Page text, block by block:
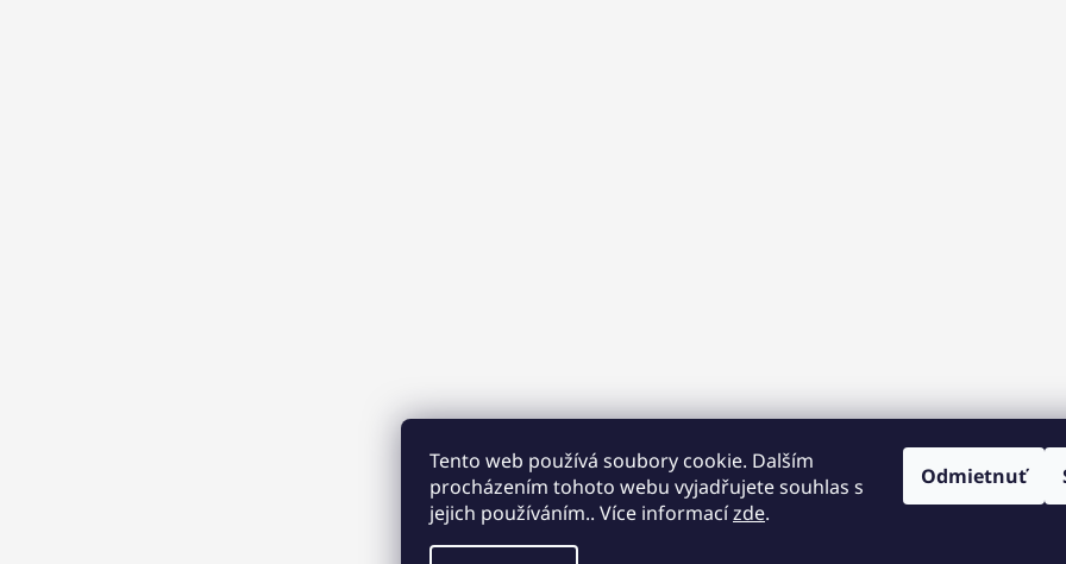
Tento web používá soubory cookie. Dalším
procházením tohoto webu vyjadřujete souhlas s
jejich používáním.. Více informacízde.
Odmietnuť